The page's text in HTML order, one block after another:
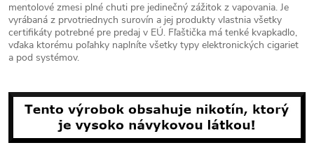
mentolové zmesi plné chuti pre jedinečný zážitok z vapovania. Je
vyrábaná z prvotriednych surovín a jej produkty vlastnia všetky
certifikáty potrebné pre predaj v EÚ. Fľaštička má tenké kvapkadlo,
vďaka ktorému poľahky naplníte všetky typy elektronických cigariet
a pod systémov.